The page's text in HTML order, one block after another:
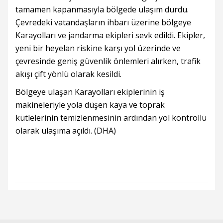
tamamen kapanmasıyla bölgede ulaşım durdu.
Çevredeki vatandaşların ihbarı üzerine bölgeye
Karayolları ve jandarma ekipleri sevk edildi. Ekipler,
yeni bir heyelan riskine karşı yol üzerinde ve
çevresinde geniş güvenlik önlemleri alırken, trafik
akışı çift yönlü olarak kesildi.
Bölgeye ulaşan Karayolları ekiplerinin iş
makineleriyle yola düşen kaya ve toprak
kütlelerinin temizlenmesinin ardından yol kontrollü
olarak ulaşıma açıldı. (DHA)